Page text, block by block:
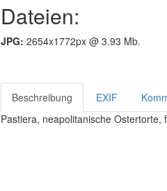
Dateien:
JPG: 2654x1772px @ 3.93 Mb.
Beschreibung EXIF
Pastiera, neapolitanische Ostertorte,